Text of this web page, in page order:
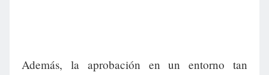
Además, la aprobación en un entorno tan